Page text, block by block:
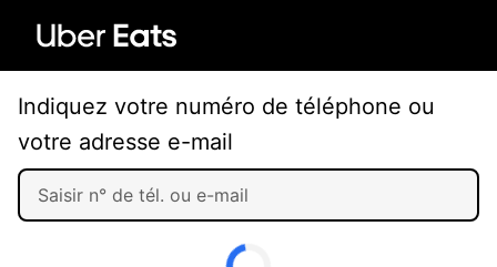
Indiquez votre numéro de téléphone ou
votre adresse e-mail